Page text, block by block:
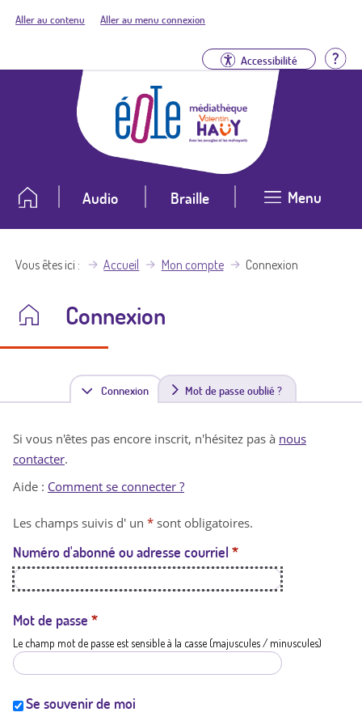
Aller au contenu Aller au menu connexion
Accessibilité
Audio Braille Menu
Vous êtes ici Accueil Mon compte Connexion
Connexion
Connexion(
n
t
a
t
i
Mot de passe oublié ?
Si vous n'êtes pas encore inscrit, n'hésitez pas à nous
contacter.
Aide : Comment se connecter ?
Les champs suivis d' un * sont obligatoires.
Numéro d'abonné ou adresse courriel *
Mot de passe *
Le champ mot de passe est sensible à la casse (majuscules / minuscules)
Se souvenir de moi